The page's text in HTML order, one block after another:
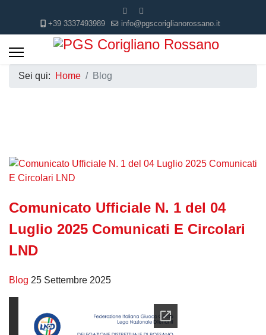
+39 3337493989 info@pgscoriglianorossano.it
Sei qui: Home Blog
Comunicato Ufficiale N. 1 del 04
Luglio 2025 Comunicati E Circolari
LND
Blog 25 Settembre 2025